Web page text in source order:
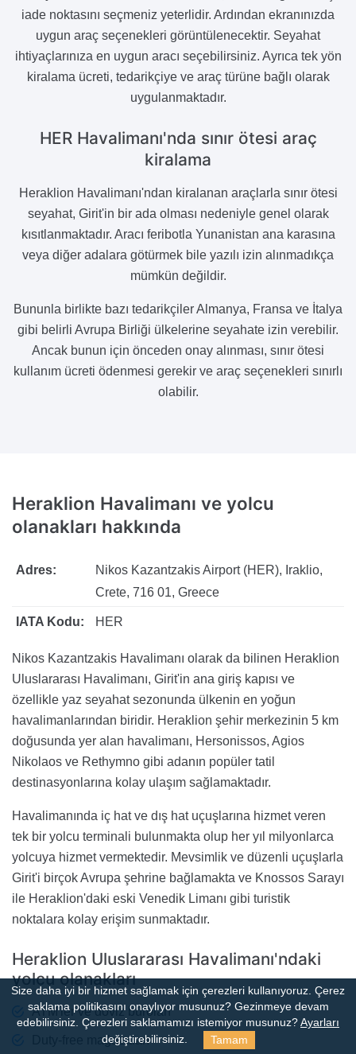
iade noktasını seçmeniz yeterlidir. Ardından ekranınızda
uygun araç seçenekleri görüntülenecektir. Seyahat
ihtiyaçlarınıza en uygun aracı seçebilirsiniz. Ayrıca tek yön
kiralama ücreti, tedarikçiye ve araç türüne bağlı olarak
uygulanmaktadır.
HER Havalimanı'nda sınır ötesi araç
kiralama
Heraklion Havalimanı'ndan kiralanan araçlarla sınır ötesi
seyahat, Girit'in bir ada olması nedeniyle genel olarak
kısıtlanmaktadır. Aracı feribotla Yunanistan ana karasına
veya diğer adalara götürmek bile yazılı izin alınmadıkça
mümkün değildir.
Bununla birlikte bazı tedarikçiler Almanya, Fransa ve İtalya
gibi belirli Avrupa Birliği ülkelerine seyahate izin verebilir.
Ancak bunun için önceden onay alınması, sınır ötesi
kullanım ücreti ödenmesi gerekir ve araç seçenekleri sınırlı
olabilir.
Heraklion Havalimanı ve yolcu
olanakları hakkında
Adres:
Nikos Kazantzakis Airport (HER), Iraklio,
Crete, 716 01, Greece
IATA Kodu: HER
Nikos Kazantzakis Havalimanı olarak da bilinen Heraklion
Uluslararası Havalimanı, Girit'in ana giriş kapısı ve
özellikle yaz seyahat sezonunda ülkenin en yoğun
havalimanlarından biridir. Heraklion şehir merkezinin 5 km
doğusunda yer alan havalimanı, Hersonissos, Agios
Nikolaos ve Rethymno gibi adanın popüler tatil
destinasyonlarına kolay ulaşım sağlamaktadır.
Havalimanında iç hat ve dış hat uçuşlarına hizmet veren
tek bir yolcu terminali bulunmakta olup her yıl milyonlarca
yolcuya hizmet vermektedir. Mevsimlik ve düzenli uçuşlarla
Girit'i birçok Avrupa şehrine bağlamakta ve Knossos Sarayı
ile Heraklion'daki eski Venedik Limanı gibi turistik
noktalara kolay erişim sunmaktadır.
Heraklion Uluslararası Havalimanı'ndaki
yolcu olanakları
ATM'ler ve döviz büroları
Duty-free mağazaları
Size daha iyi bir hizmet sağlamak için çerezleri kullanıyoruz. Çerez
saklama politikasını onaylıyor musunuz? Gezinmeye devam
edebilirsiniz. Çerezleri saklamamızı istemiyor musunuz? Ayarları
değiştirebilirsiniz.
Tamam